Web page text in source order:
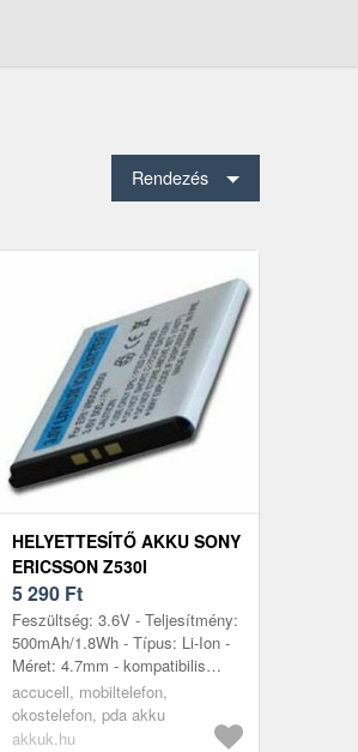
Rendezés
HELYETTESÍTŐ AKKU SONY
ERICSSON Z530I
MOBILTELEFON 3, 6V
500MAH LI-ION
5 290 Ft
Feszültség: 3.6V - Teljesítmény:
500mAh/1.8Wh - Típus: Li-Ion -
Méret: 4.7mm - kompatibilis
modellek: Z530i, Sony Ericsson
K800i, Sony Ericsson M60...
accucell, mobiltelefon,
okostelefon, pda akku
akkuk.hu